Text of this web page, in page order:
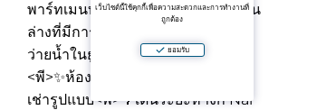
พาร์ทเมนท์ที่มีสไตล์ที่แข็งแกร่งบนชั้น
ล่างที่มีการเข้าถึงโดยตรงไปยังสระ
ว่ายน้ำในยูโทเ
<พี>✨ห้องออกแบบเป็นหา-หลังจาก
เช่ารูปแบบ<พี>🌴เดินระยะห่างกั Nai
เว็บไซต์นี้ใช้คุกกี้เพื่อความสะดวกและการทำงานที่
ถูกต้อง
ยอมรับ